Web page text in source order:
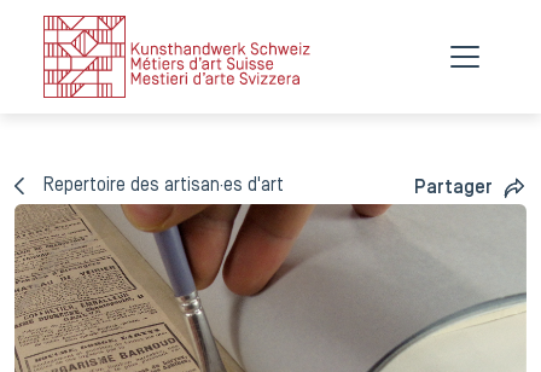
Repertoire des artisan·es d'art Partager